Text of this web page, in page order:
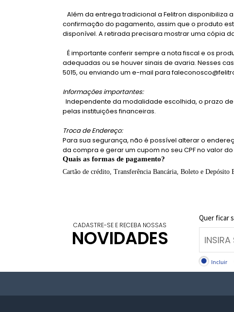
Além da entrega tradicional a Felitron disponibiliza
confirmação do pagamento, assim que o produto
disponível. A retirada precisara mostrar uma cópia
É importante conferir sempre a nota fiscal e os
adequadas ou se houver sinais de avaria. Nesses
5015, ou enviando um e-mail para
Informações importantes:
Independente da modalidade escolhida, o prazo
pelas instituições financeiras.
Troca de Endereço:
Para sua segurança, não é possível alterar o
da compra e gerar um cupom no seu CPF no valor
Quais as formas de pagamento?
Cartão de crédito, Transferência Bancária, Boleto e Depósito
CADASTRE-SE E RECEBA NOSSAS
NOVIDADES
Quer ficar
Incluir